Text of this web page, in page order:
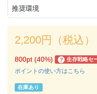
推奨環境
2,200円（税込）
800pt (40%) ? 生存戦略セ
ポイントの使い方はこちら
在庫あり